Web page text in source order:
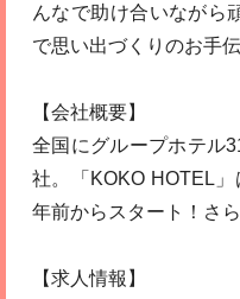
んなで助け合いながら
で思い出づくりのお手
【会社概要】
全国にグループホテル
社。「KOKO HOTEL
年前からスタート！さ
【求人情報】